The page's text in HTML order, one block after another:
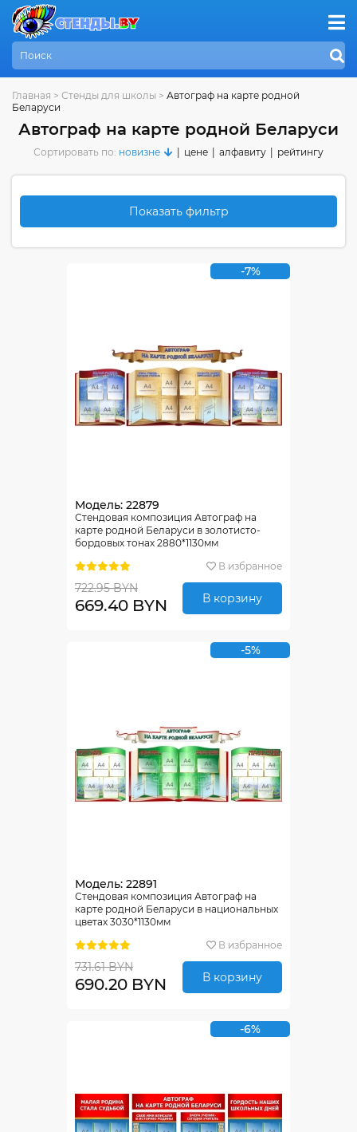
Главная > Стенды для школы > Автограф на карте родной
Беларуси
Автограф на карте родной Беларуси
Сортировать по: новизне цене алфавиту рейтингу
Показать фильтр
-7%
Модель: 22879
Стендовая композиция Автограф на
карте родной Беларуси в золотисто-
бордовых тонах 2880*1130мм
В избранное
722.95 BYN
669.40 BYN В корзину
-5%
Модель: 22891
Стендовая композиция Автограф на
карте родной Беларуси в национальных
цветах 3030*1130мм
В избранное
731.61 BYN
690.20 BYN В корзину
-6%